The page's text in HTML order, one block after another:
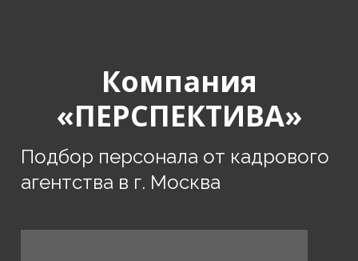
Подбор персонала от кадрового
агентства в г. Москва
Компания
«ПЕРСПЕКТИВА»